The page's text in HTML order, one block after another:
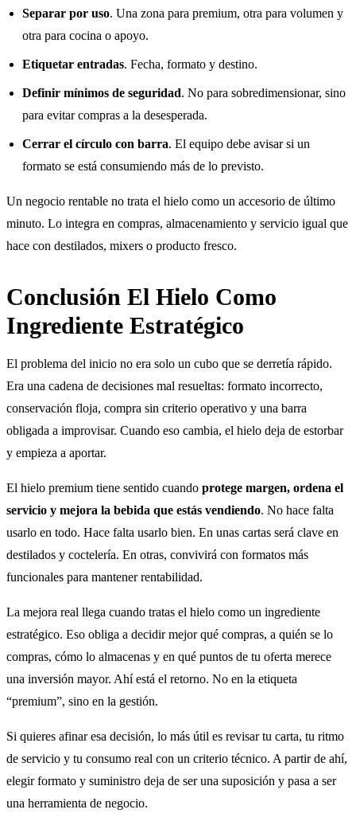
Separar por uso. Una zona para premium, otra para volumen y
otra para cocina o apoyo.
Etiquetar entradas. Fecha, formato y destino.
Definir mínimos de seguridad. No para sobredimensionar, sino
para evitar compras a la desesperada.
Cerrar el círculo con barra. El equipo debe avisar si un
formato se está consumiendo más de lo previsto.
Un negocio rentable no trata el hielo como un accesorio de último
minuto. Lo integra en compras, almacenamiento y servicio igual que
hace con destilados, mixers o producto fresco.
Conclusión El Hielo Como
Ingrediente Estratégico
El problema del inicio no era solo un cubo que se derretía rápido.
Era una cadena de decisiones mal resueltas: formato incorrecto,
conservación floja, compra sin criterio operativo y una barra
obligada a improvisar. Cuando eso cambia, el hielo deja de estorbar
y empieza a aportar.
El hielo premium tiene sentido cuando protege margen, ordena el
servicio y mejora la bebida que estás vendiendo. No hace falta
usarlo en todo. Hace falta usarlo bien. En unas cartas será clave en
destilados y coctelería. En otras, convivirá con formatos más
funcionales para mantener rentabilidad.
La mejora real llega cuando tratas el hielo como un ingrediente
estratégico. Eso obliga a decidir mejor qué compras, a quién se lo
compras, cómo lo almacenas y en qué puntos de tu oferta merece
una inversión mayor. Ahí está el retorno. No en la etiqueta
“premium”, sino en la gestión.
Si quieres afinar esa decisión, lo más útil es revisar tu carta, tu ritmo
de servicio y tu consumo real con un criterio técnico. A partir de ahí,
elegir formato y suministro deja de ser una suposición y pasa a ser
una herramienta de negocio.